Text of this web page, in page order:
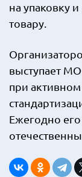
на упаковку
товару.
выступает
при
Ежегодно его